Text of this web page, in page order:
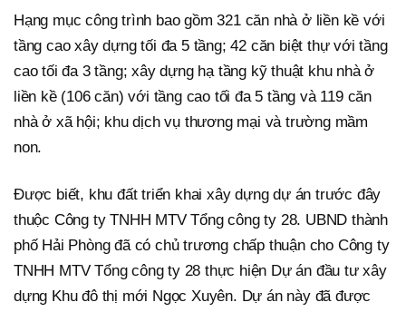
Hạng mục công trình bao gồm 321 căn nhà ở liền kề với
tầng cao xây dựng tối đa 5 tầng; 42 căn biệt thự với tầng
cao tối đa 3 tầng; xây dựng hạ tầng kỹ thuật khu nhà ở
liền kề (106 căn) với tầng cao tối đa 5 tầng và 119 căn
nhà ở xã hội; khu dịch vụ thương mại và trường mầm
non.
Được biết, khu đất triển khai xây dựng dự án trước đây
thuộc Công ty TNHH MTV Tổng công ty 28. UBND thành
phố Hải Phòng đã có chủ trương chấp thuận cho Công ty
TNHH MTV Tổng công ty 28 thực hiện Dự án đầu tư xây
dựng Khu đô thị mới Ngọc Xuyên. Dự án này đã được